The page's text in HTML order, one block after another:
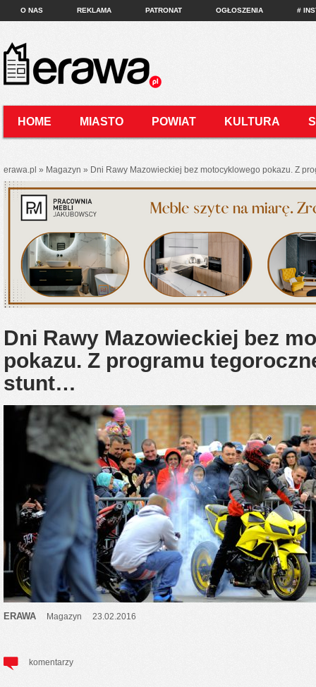
O NAS REKLAMA PATRONAT OGŁOSZENIA #
HOME MIASTO POWIAT KULTURA
erawa.pl » Magazyn » Dni Rawy Mazowieckiej bez motocyklowego pokazu. Z
Dni Rawy Mazowieckiej bez
pokazu. Z programu
stunt…
ERAWA Magazyn 23.02.2016
komentarzy